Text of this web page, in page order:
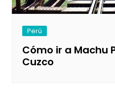
Perú
Cómo ir a Machu
Cuzco